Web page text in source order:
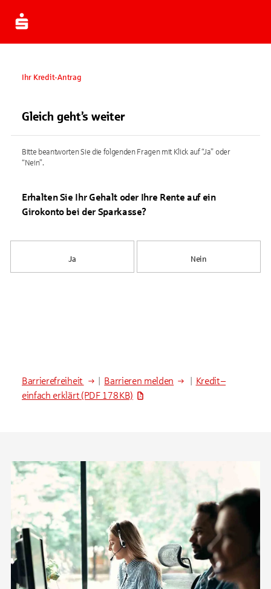
Ihr Kredit-Antrag
Gleich geht’s weiter
Bitte beantworten Sie die folgenden Fragen mit Klick auf “Ja” oder
“Nein”.
Erhalten Sie Ihr Gehalt oder Ihre Rente auf ein
Girokonto bei der Sparkasse?
Ja Nein
Barrierefreiheit Barrieren melden
Kredit –
einfach erklärt (PDF 178 KB)